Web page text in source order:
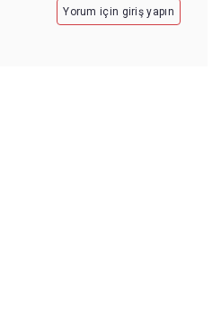
Yorum için giriş yapın